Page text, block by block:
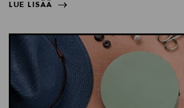
LUE LISÄÄ
LUE LISÄÄ